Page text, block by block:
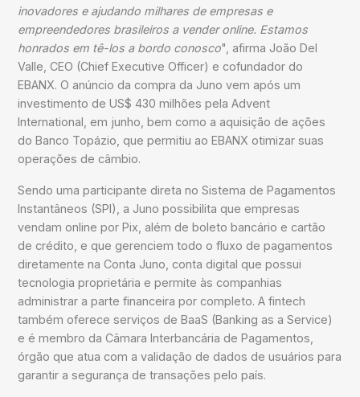
inovadores e ajudando milhares de empresas e
empreendedores brasileiros a vender online. Estamos
honrados em tê-los a bordo conosco" , afirma João Del
Valle, CEO (Chief Executive Officer) e cofundador do
EBANX.O anúncio da compra da Juno vem após um
investimento de US$ 430 milhões pela Advent
International, em junho, bem como a aquisição de ações
do Banco Topázio, que permitiu ao EBANX otimizar suas
operações de câmbio.
Sendo uma participante direta no Sistema de Pagamentos
Instantâneos (SPI), a Juno possibilita que empresas
vendam online por Pix, além de boleto bancário e cartão
de crédito, e que gerenciem todo o fluxo de pagamentos
diretamente na Conta Juno, conta digital que possui
tecnologia proprietária e permite às companhias
administrar a parte financeira por completo. A fintech
também oferece serviços de BaaS (Banking as a Service)
e é membro da Câmara Interbancária de Pagamentos,
órgão que atua com a validação de dados de usuários para
garantir a segurança de transações pelo país.